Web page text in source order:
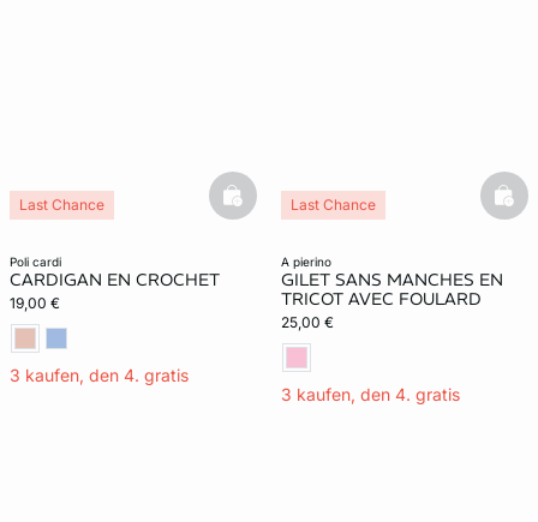
poli cardi
CARDIGAN EN CROCHET
19,00 €
3 kaufen, den 4. gratis
Last Chance basketfull
a pierino
GILET SANS MANCHES EN
TRICOT AVEC FOULARD
25,00 €
3 kaufen, den 4. gratis
Last Chance